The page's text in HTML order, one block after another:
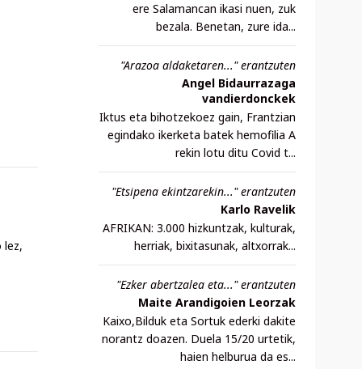
lez,
ere Salamancan ikasi nuen, zuk
bezala. Benetan, zure ida...
"Arazoa aldaketaren..." erantzuten
Angel Bidaurrazaga
vandierdonckek
Iktus eta bihotzekoez gain, Frantzian
egindako ikerketa batek hemofilia A
rekin lotu ditu Covid t...
"Etsipena ekintzarekin..." erantzuten
Karlo Ravelik
AFRIKAN: 3.000 hizkuntzak, kulturak,
herriak, bixitasunak, altxorrak...
"Ezker abertzalea eta..." erantzuten
Maite Arandigoien Leorzak
Kaixo,Bilduk eta Sortuk ederki dakite
norantz doazen. Duela 15/20 urtetik,
haien helburua da es...